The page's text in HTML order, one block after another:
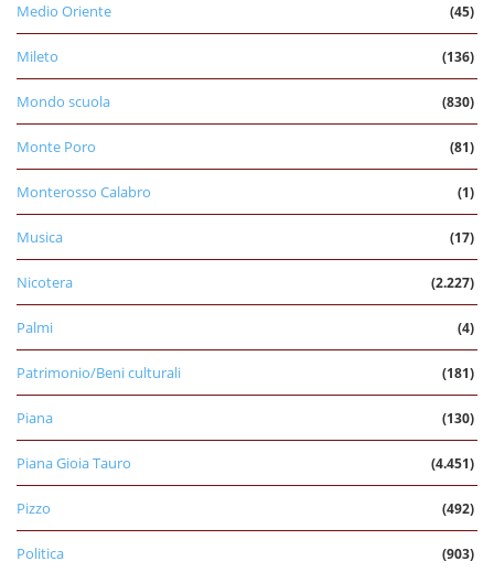
Medio Oriente (45)
Mileto (136)
Mondo scuola (830)
Monte Poro (81)
Monterosso Calabro (1)
Musica (17)
Nicotera (2.227)
Palmi (4)
Patrimonio/Beni culturali (181)
Piana (130)
Piana Gioia Tauro (4.451)
Pizzo (492)
Politica (903)